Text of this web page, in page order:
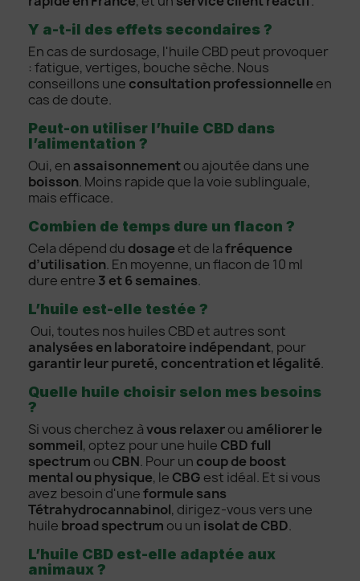
Y a-t-il des effets secondaires ?
En cas de surdosage, l'huile CBD peut provoquer
: fatigue, vertiges, bouche sèche. Nous
conseillons une consultation professionnelle en
cas de doute.
Peut-on utiliser l’huile CBD dans
l’alimentation ?
Oui, en assaisonnementou ajoutée dans une
boisson. Moins rapide que la voie sublinguale,
mais efficace.
Combien de temps dure un flacon ?
Cela dépend du dosage et de lafréquence
d’utilisation. En moyenne, un flacon de 10 ml
dure entre 3 et 6 semaines.
L’huile est-elle testée ?
Oui, toutes nos huiles CBD et autres sont
analysées en laboratoire indépendant, pour
garantir leur pureté, concentration et légalité.
Quelle huile choisir selon mes besoins
?
Si vous cherchez àvous relaxerou améliorer le
sommeil, optez pour une huile CBD full
spectrum ou CBN. Pour un coup de boost
mental ou physique, le CBG est idéal. Et si vous
avez besoin d'uneformule sans
Tétrahydrocannabinol, dirigez-vous vers une
huile broad spectrum ou un isolat de CBD.
L’huile CBD est-elle adaptée aux
animaux ?